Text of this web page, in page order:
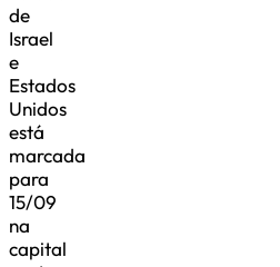
de
Israel
e
Estados
Unidos
está
marcada
para
15/09
na
capital